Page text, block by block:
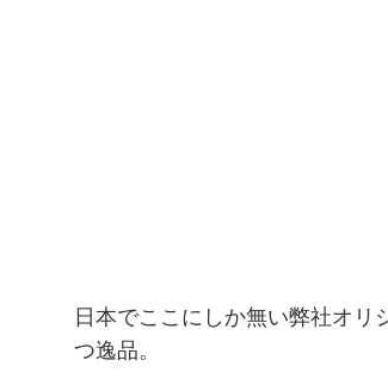
日本でここにしか無い弊社オリ
つ逸品。